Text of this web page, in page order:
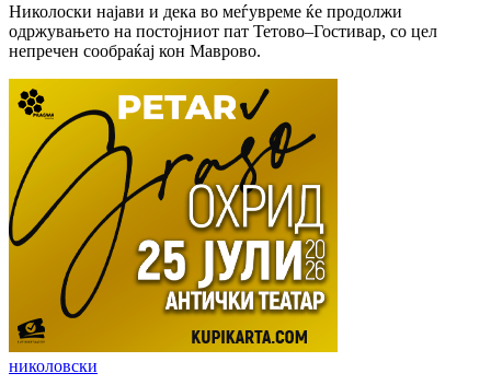
Николоски најави и дека во меѓувреме ќе продолжи
одржувањето на постојниот пат Тетово–Гостивар, со цел
непречен сообраќај кон Маврово.
николовски